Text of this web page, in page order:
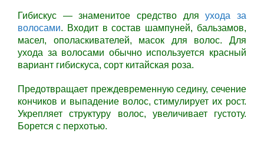
Гибискус — знаменитое средство дляухода за
волосами. Входит в состав шампуней, бальзамов,
масел, ополаскивателей, масок для волос. Для
ухода за волосами обычно используется красный
вариант гибискуса, сорт китайская роза.
Предотвращает преждевременную седину, сечение
кончиков и выпадение волос, стимулирует их рост.
Укрепляет структуру волос, увеличивает густоту.
Борется с перхотью.